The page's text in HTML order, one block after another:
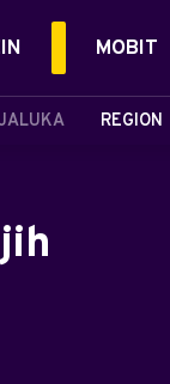
REGION
MOBIT